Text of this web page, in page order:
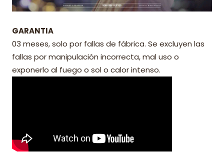
GARANTIA
03 meses, solo por fallas de fábrica. Se excluyen las
fallas por manipulación incorrecta, mal uso o
exponerlo al fuego o sol o calor intenso.